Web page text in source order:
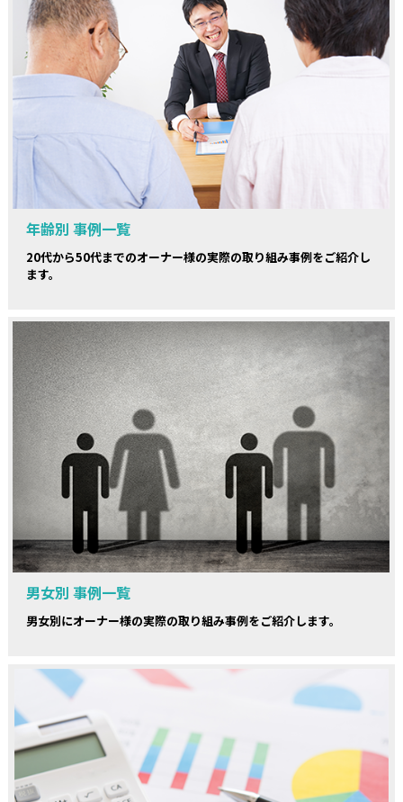
年齢別 事例一覧
20代から50代までのオーナー様の実際の取り組み事例をご紹介し
ます。
男女別 事例一覧
男女別にオーナー様の実際の取り組み事例をご紹介します。